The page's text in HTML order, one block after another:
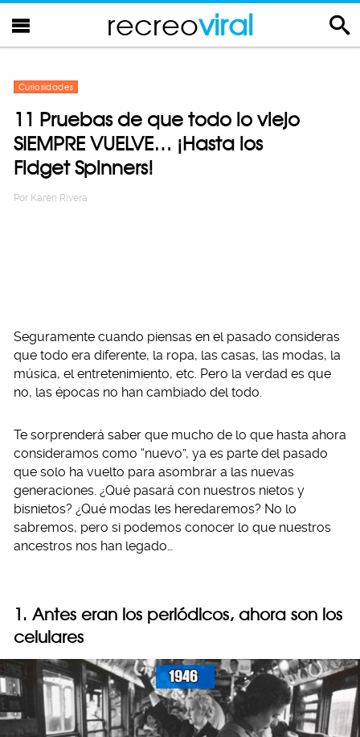
recreoviral
Curiosidades
11 Pruebas de que todo lo viejo
SIEMPRE VUELVE… ¡Hasta los
Fidget Spinners!
Por Karen Rivera
Seguramente cuando piensas en el pasado consideras
que todo era diferente, la ropa, las casas, las modas, la
música, el entretenimiento, etc. Pero la verdad es que
no, las épocas no han cambiado del todo.
Te sorprenderá saber que mucho de lo que hasta ahora
consideramos como “nuevo”, ya es parte del pasado
que solo ha vuelto para asombrar a las nuevas
generaciones. ¿Qué pasará con nuestros nietos y
bisnietos? ¿Qué modas les heredaremos? No lo
sabremos, pero si podemos conocer lo que nuestros
ancestros nos han legado…
1. Antes eran los periódicos, ahora son los
celulares